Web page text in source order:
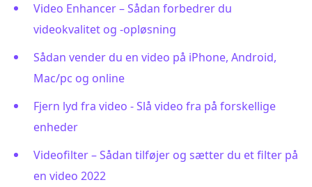
Video Enhancer – Sådan forbedrer du
videokvalitet og -opløsning
Sådan vender du en video på iPhone, Android,
Mac/pc og online
Fjern lyd fra video - Slå video fra på forskellige
enheder
Videofilter – Sådan tilføjer og sætter du et filter på
en video 2022